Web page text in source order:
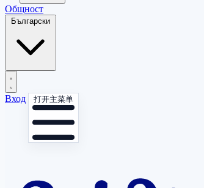
Общност
Български
Вход 打开主菜单